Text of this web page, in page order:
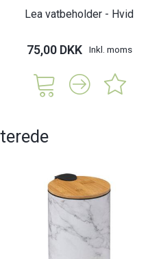
Lea vatbeholder - Hvid
75,00 DKK Inkl. moms